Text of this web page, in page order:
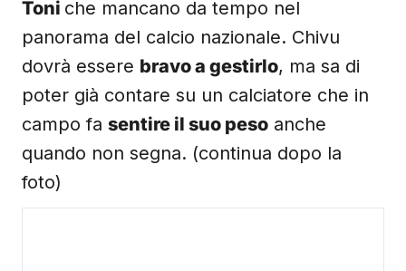
Toni che mancano da tempo nel
panorama del calcio nazionale. Chivu
dovrà essere bravo a gestirlo, ma sa di
poter già contare su un calciatore che in
campo fa sentire il suo peso anche
quando non segna. (continua dopo la
foto)